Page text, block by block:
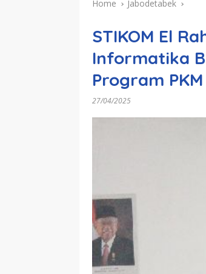
Home Jabodetabek
STIKOM El
Informatika
Program PKM
27/04/2025